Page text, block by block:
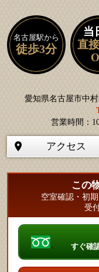
名古屋駅から
徒歩3分
当
直
愛知県名古屋市中
営業時間：
アクセス
この
空室確認・初
受
すぐ確